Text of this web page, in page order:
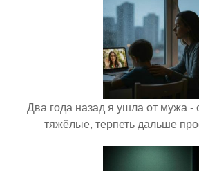
Два года назад я ушла от мужа
тяжёлые, терпеть дальше